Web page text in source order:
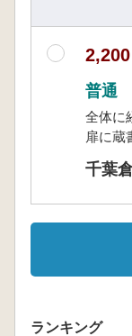
普通
全体に
扉に蔵
千葉
ランキング